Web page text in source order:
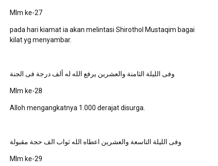
Mlm ke-27
pada hari kiamat ia akan melintasi Shirothol Mustaqim bagai
kilat yg menyambar.
وفى الليلة الثامنة والعشرين يرفع الله له ألف درجة فى الجنة
Mlm ke-28
Alloh mengangkatnya 1.000 derajat disurga.
وفى الليلة التاسعة والعشرين اعطاه الله ثواب الف حجة مقبولة
Mlm ke-29